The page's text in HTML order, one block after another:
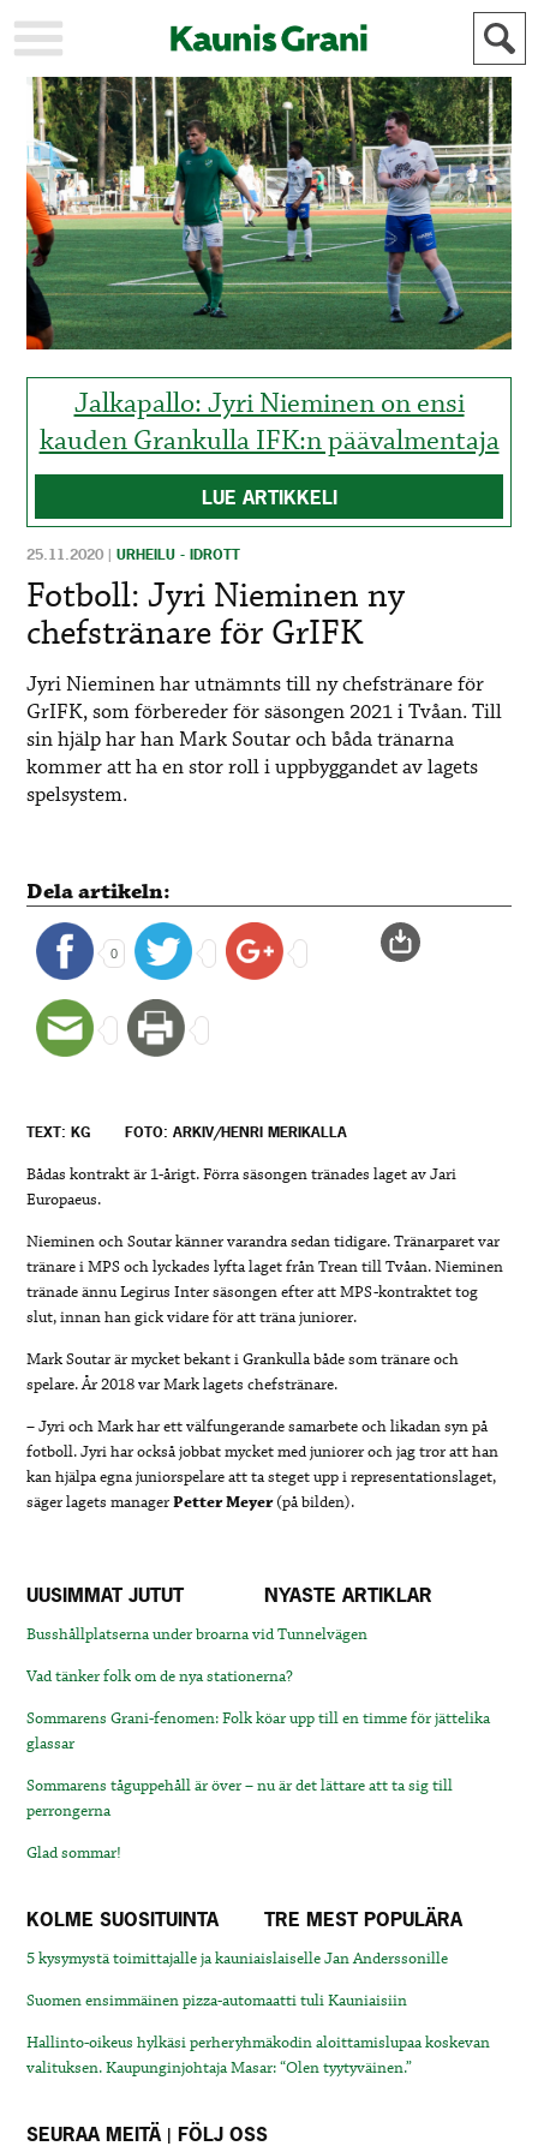
KAUPUNKI
STADEN
AJANKOHTAISTA
AKTUELLT
URHEILU
IDROTT
KULTTUURI
KULTUR
HISTORIA
HISTORIA
YLEINEN
ALLMÄN
MAINOSTAJILLE
FÖR
ANNONSÖRER
Jalkapallo: Jyri Nieminen on ensi
kauden Grankulla IFK:n päävalmentaja
LUE ARTIKKELI
25.11.2020 |URHEILU - IDROTT
Fotboll: Jyri Nieminen ny
chefstränare för GrIFK
Jyri Nieminen har utnämnts till ny chefstränare för
GrIFK, som förbereder för säsongen 2021 i Tvåan. Till
sin hjälp har han Mark Soutar och båda tränarna
kommer att ha en stor roll i uppbyggandet av lagets
spelsystem.
Dela artikeln:
0
TEXT: KG FOTO: ARKIV/HENRI MERIKALLA
Bådas kontrakt är 1-årigt. Förra säsongen tränades laget av Jari
Europaeus.
Nieminen och Soutar känner varandra sedan tidigare. Tränarparet var
tränare i MPS och lyckades lyfta laget från Trean till Tvåan. Nieminen
tränade ännu Legirus Inter säsongen efter att MPS-kontraktet tog
slut, innan han gick vidare för att träna juniorer.
Mark Soutar är mycket bekant i Grankulla både som tränare och
spelare. År 2018 var Mark lagets chefstränare.
– Jyri och Mark har ett välfungerande samarbete och likadan syn på
fotboll. Jyri har också jobbat mycket med juniorer och jag tror att han
kan hjälpa egna juniorspelare att ta steget upp i representationslaget,
säger lagets managerPetter Meyer(på bilden).
UUSIMMAT JUTUT NYASTE ARTIKLAR
Busshållplatserna under broarna vid Tunnelvägen
Vad tänker folk om de nya stationerna?
Sommarens Grani-fenomen: Folk köar upp till en timme för jättelika
glassar
Sommarens tåguppehåll är över – nu är det lättare att ta sig till
perrongerna
Glad sommar!
KOLME SUOSITUINTA TRE MEST POPULÄRA
5 kysymystä toimittajalle ja kauniaislaiselle Jan Anderssonille
Suomen ensimmäinen pizza-automaatti tuli Kauniaisiin
Hallinto-oikeus hylkäsi perheryhmäkodin aloittamislupaa koskevan
valituksen. Kaupunginjohtaja Masar: “Olen tyytyväinen.”
SEURAA MEITÄ | FÖLJ OSS